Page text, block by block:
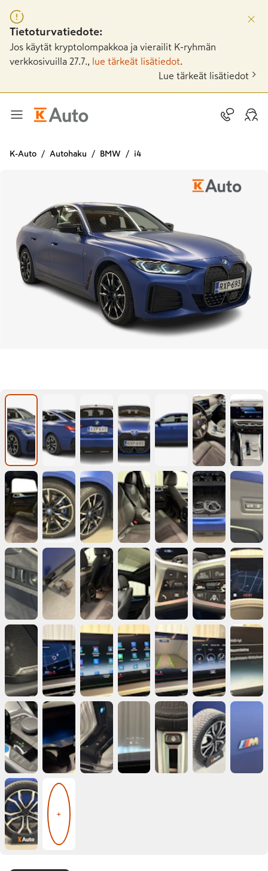
Tietoturvatiedote:
Jos käytät kryptolompakkoa ja vierailit K-ryhmän
verkkosivuilla 27.7.,
lue tärkeät lisätiedot
Lue tärkeät lisätiedot
K-Auto Autohaku BMW i4
+